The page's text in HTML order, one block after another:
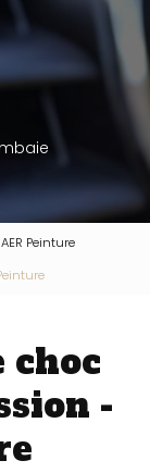
Peinture
choc
-